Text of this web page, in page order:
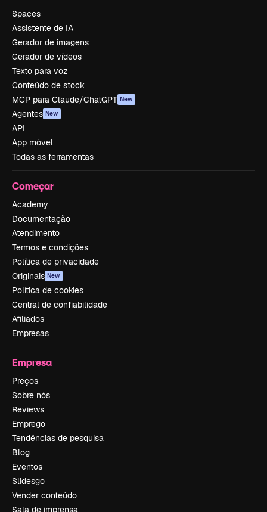
Spaces
Assistente de IA
Gerador de imagens
Gerador de vídeos
Texto para voz
Conteúdo de stock
MCP para Claude/ChatGPT New
Agentes New
API
App móvel
Todas as ferramentas
Começar
Academy
Documentação
Atendimento
Termos e condições
Política de privacidade
Originais New
Política de cookies
Central de confiabilidade
Afiliados
Empresas
Empresa
Preços
Sobre nós
Reviews
Emprego
Tendências de pesquisa
Blog
Eventos
Slidesgo
Vender conteúdo
Sala de imprensa